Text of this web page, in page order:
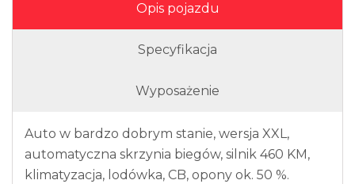
Opis pojazdu
Specyfikacja
Wyposażenie
Auto w bardzo dobrym stanie, wersja XXL,
automatyczna skrzynia biegów, silnik 460 KM,
klimatyzacja, lodówka, CB, opony ok. 50 %.